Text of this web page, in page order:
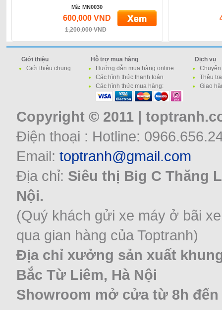
Mã: MN0030
600,000 VND
1,200,000 VND
Giới thiệu
Giới thiệu chung
Hỗ trợ mua hàng
Hướng dẫn mua hàng online
Các hình thức thanh toán
Các hình thức mua hàng:
Dịch vụ
Thêu
Giao
Copyright © 2011 |
Điện thoại : Hotline:
Email: toptranh@gmail.com
Địa chỉ: Siêu thị Big C Thăng
Nội.
(Quý khách gửi xe máy ở bãi
qua gian hàng của Toptranh)
Địa chỉ xưởng sản xuất
Bắc Từ Liêm, Hà Nội
Showroom mở cửa từ 8h